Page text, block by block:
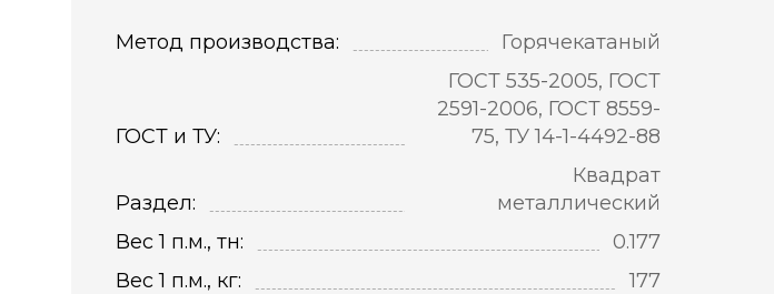
Метод производства: Горячекатаный
ГОСТ и ТУ:
ГОСТ 535-2005, ГОСТ
2591-2006, ГОСТ 8559-
75, ТУ 14-1-4492-88
Раздел:
Квадрат
металлический
Вес 1 п.м., тн:
0.177
Вес 1 п.м., кг:
177